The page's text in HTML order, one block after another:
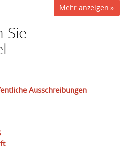
Mehr anzeigen »
Sie
Ausschreibungen